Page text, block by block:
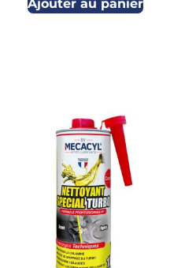
Ajouter au panier